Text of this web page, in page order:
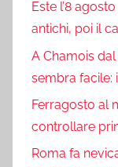
Este l’8
antichi, poi il
A Chamois
sembra facile:
Ferragosto al
controllare
Roma fa